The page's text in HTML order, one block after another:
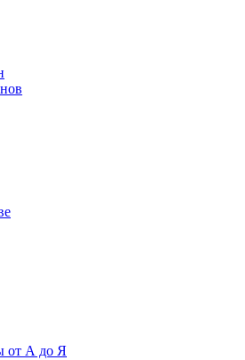
от А до Я